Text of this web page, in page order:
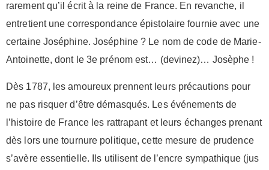
rarement qu’il écrit à la reine de France. En revanche, il
entretient une correspondance épistolaire fournie avec une
certaine Joséphine. Joséphine ? Le nom de code de Marie-
Antoinette, dont le 3e prénom est… (devinez)… Josèphe !
Dès 1787, les amoureux prennent leurs précautions pour
ne pas risquer d’être démasqués. Les événements de
l’histoire de France les rattrapant et leurs échanges prenant
dès lors une tournure politique, cette mesure de prudence
s’avère essentielle. Ils utilisent de l’encre sympathique (jus